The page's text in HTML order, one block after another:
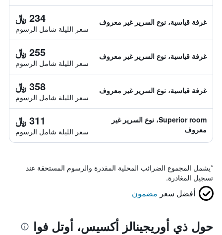
غرفة قياسية، نوع السرير غير معروف 234 ﷼
سعر الليلة شامل الرسوم
غرفة قياسية، نوع السرير غير معروف 255 ﷼
سعر الليلة شامل الرسوم
غرفة قياسية، نوع السرير غير معروف 358 ﷼
سعر الليلة شامل الرسوم
Superior room، نوع السرير غير
معروف
311 ﷼
سعر الليلة شامل الرسوم
*يشمل المجموع الضرائب المحلية المقدرة والرسوم المستحقة عند
تسجيل المغادرة.
أفضل سعر مضمون
حول ذي أوريجينالز أكسيس، أوتل فوا